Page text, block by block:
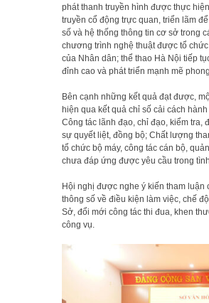
phát thanh truyền hình được thực
truyền cổ động trực quan, triển lãm
số và hệ thống thông tin cơ sở trong
chương trình nghệ thuật được tổ
của Nhân dân; thể thao Hà Nội tiếp
đỉnh cao và phát triển mạnh mẽ
Bên cạnh những kết quả đạt được,
hiện qua kết quả chỉ số cải cách
Công tác lãnh đạo, chỉ đạo, kiểm tra,
sự quyết liệt, đồng bộ; Chất lượng
tổ chức bộ máy, công tác cán bộ,
chưa đáp ứng được yêu cầu trong
Hội nghị được nghe ý kiến tham luận
thông số về điều kiện làm việc, chế
Sở, đổi mới công tác thi đua, khen
công vụ.